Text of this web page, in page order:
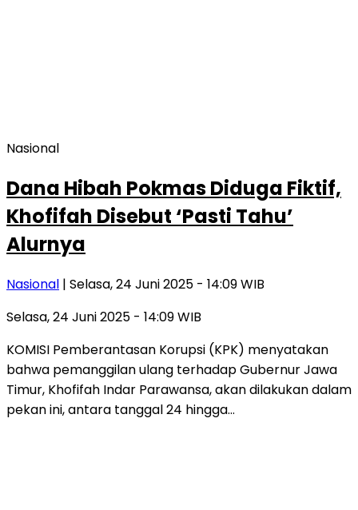
Nasional
Dana Hibah Pokmas Diduga Fiktif,
Khofifah Disebut ‘Pasti Tahu’
Alurnya
Nasional | Selasa, 24 Juni 2025 - 14:09 WIB
Selasa, 24 Juni 2025 - 14:09 WIB
KOMISI Pemberantasan Korupsi (KPK) menyatakan
bahwa pemanggilan ulang terhadap Gubernur Jawa
Timur, Khofifah Indar Parawansa, akan dilakukan dalam
pekan ini, antara tanggal 24 hingga…